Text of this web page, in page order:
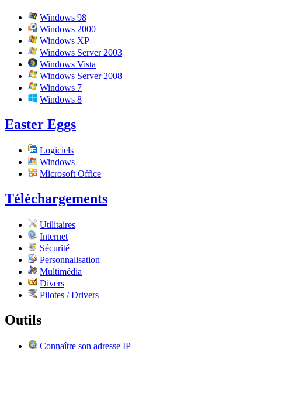
Windows 98
Windows 2000
Windows XP
Windows Server 2003
Windows Vista
Windows Server 2008
Windows 7
Windows 8
Easter Eggs
Logiciels
Windows
Microsoft Office
Téléchargements
Utilitaires
Internet
Sécurité
Personnalisation
Multimédia
Divers
Pilotes / Drivers
Outils
Connaître son adresse IP